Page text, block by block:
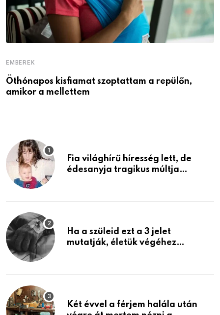
EMBEREK
Öthónapos kisfiamat szoptattam a repülőn,
amikor a mellettem
Fia világhírű híresség lett, de
édesanyja tragikus múltja
Ha a szüleid ezt a 3 jelet
mutatják, életük végéhez
Két évvel a férjem halála után